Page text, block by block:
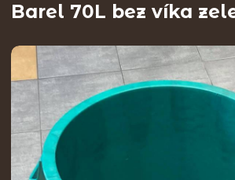
Barel 70L bez víka